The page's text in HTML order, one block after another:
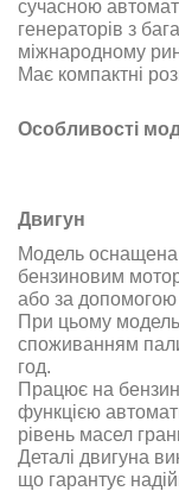
сучасною
генераторів з
міжнародному
Має компактні
Особливості
Двигун
Модель оснащена
бензиновим
або за допомогою
При цьому модель
споживанням
год.
Працює на
функцією
рівень масел
Деталі двигуна
що гарантує